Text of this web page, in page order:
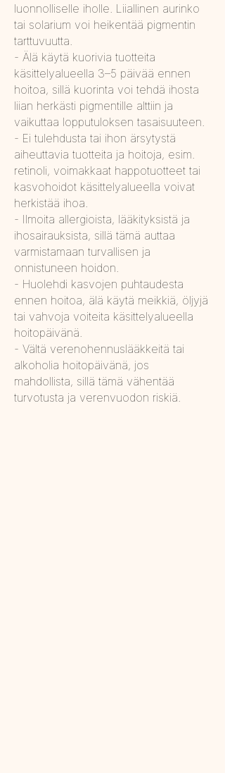
luonnolliselle iholle. Liiallinen aurinko
tai solarium voi heikentää pigmentin
tarttuvuutta.
- Älä käytä kuorivia tuotteita
käsittelyalueella 3–5 päivää ennen
hoitoa, sillä kuorinta voi tehdä ihosta
liian herkästi pigmentille alttiin ja
vaikuttaa lopputuloksen tasaisuuteen.
- Ei tulehdusta tai ihon ärsytystä
aiheuttavia tuotteita ja hoitoja, esim.
retinoli, voimakkaat happotuotteet tai
kasvohoidot käsittelyalueella voivat
herkistää ihoa.
- Ilmoita allergioista, lääkityksistä ja
ihosairauksista, sillä tämä auttaa
varmistamaan turvallisen ja
onnistuneen hoidon.
- Huolehdi kasvojen puhtaudesta
ennen hoitoa, älä käytä meikkiä, öljyjä
tai vahvoja voiteita käsittelyalueella
hoitopäivänä.
- Vältä verenohennuslääkkeitä tai
alkoholia hoitopäivänä, jos
mahdollista, sillä tämä vähentää
turvotusta ja verenvuodon riskiä.